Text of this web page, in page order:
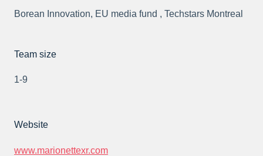
Borean Innovation, EU media fund , Techstars Montreal
Team size
1-9
Website
www.marionettexr.com